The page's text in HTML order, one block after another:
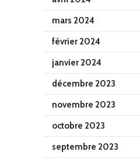
mars 2024
février 2024
janvier 2024
décembre 2023
novembre 2023
octobre 2023
septembre 2023